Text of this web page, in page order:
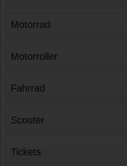
Motorrad
Motorroller
Fahrrad
Scooter
Tickets